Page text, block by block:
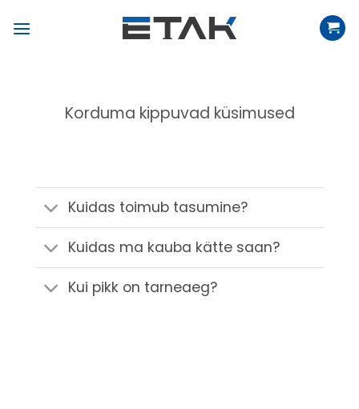
Korduma kippuvad küsimused
Kuidas toimub tasumine?
Kuidas ma kauba kätte saan?
Kui pikk on tarneaeg?